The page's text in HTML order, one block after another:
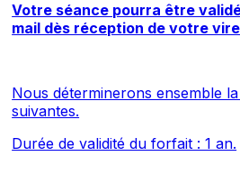
Votre séance pourra être
mail dès réception de votre
Nous déterminerons ensemble
suivantes.
Durée de validité du forfait : 1 an.